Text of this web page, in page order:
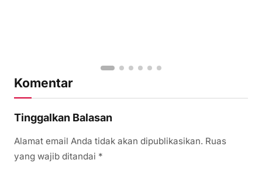
Komentar
Tinggalkan Balasan
Alamat email Anda tidak akan dipublikasikan. Ruas
yang wajib ditandai *